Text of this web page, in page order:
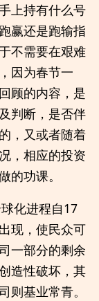
上持有什么号
赢还是跑输指
不需要在艰难
因为春节一
顾的内容，是
判断，是否伴
，又或者随着
，相应的投资
的功课。
化进程自17
现，使民众可
一部分的剩余
造性破坏，其
则基业常青。